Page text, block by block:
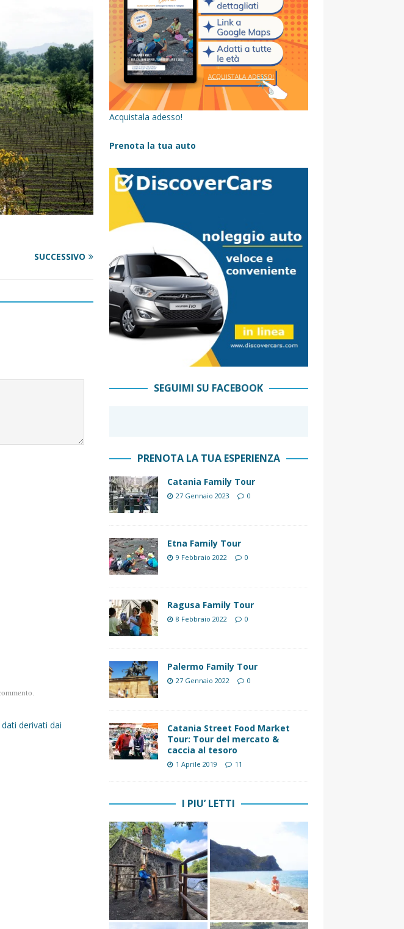
SENTIERI,
utili)- Parte 1
FATTORIE
incontra l’arte
prova di famiglia
SUCCESSIVO
derivati dai
Acquistala adesso!
Prenota la tua auto
SEGUIMI SU FACEBOOK
PRENOTA LA TUA ESPERIENZA
Catania Family Tour
27 Gennaio 2023 0
Etna Family Tour
9 Febbraio 2022 0
Ragusa Family Tour
8 Febbraio 2022 0
Palermo Family Tour
27 Gennaio 2022 0
Catania Street Food Market
Tour: Tour del mercato &
caccia al tesoro
1 Aprile 2019 11
I PIU’ LETTI